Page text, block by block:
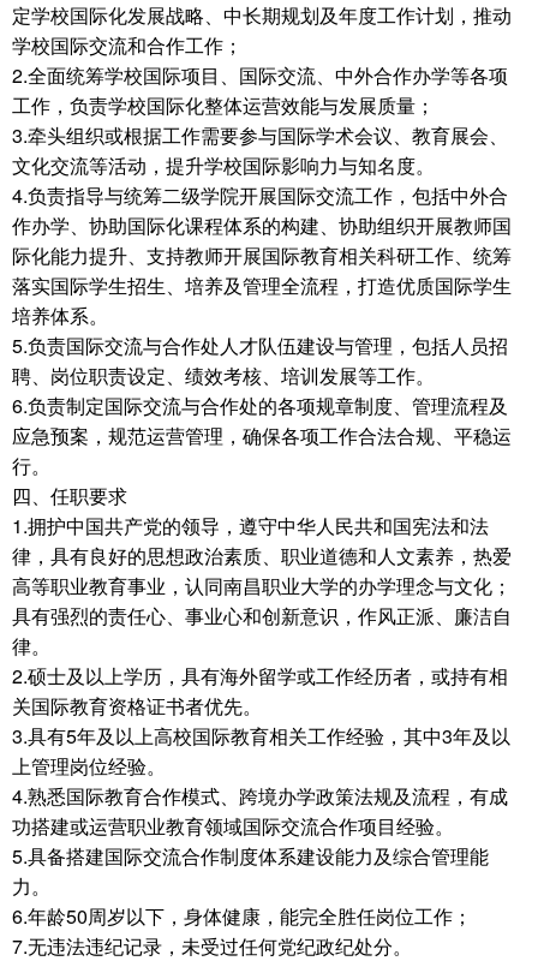
定学校国际化发展战略、中长期规划及年度工作计划，推动
学校国际交流和合作工作；
2.全面统筹学校国际项目、国际交流、中外合作办学等各项
工作，负责学校国际化整体运营效能与发展质量；
3.牵头组织或根据工作需要参与国际学术会议、教育展会、
文化交流等活动，提升学校国际影响力与知名度。
4.负责指导与统筹二级学院开展国际交流工作，包括中外合
作办学、协助国际化课程体系的构建、协助组织开展教师国
际化能力提升、支持教师开展国际教育相关科研工作、统筹
落实国际学生招生、培养及管理全流程，打造优质国际学生
培养体系。
5.负责国际交流与合作处人才队伍建设与管理，包括人员招
聘、岗位职责设定、绩效考核、培训发展等工作。
6.负责制定国际交流与合作处的各项规章制度、管理流程及
应急预案，规范运营管理，确保各项工作合法合规、平稳运
行。
四、任职要求
1.拥护中国共产党的领导，遵守中华人民共和国宪法和法
律，具有良好的思想政治素质、职业道德和人文素养，热爱
高等职业教育事业，认同南昌职业大学的办学理念与文化；
具有强烈的责任心、事业心和创新意识，作风正派、廉洁自
律。
2.硕士及以上学历，具有海外留学或工作经历者，或持有相
关国际教育资格证书者优先。
3.具有5年及以上高校国际教育相关工作经验，其中3年及以
上管理岗位经验。
4.熟悉国际教育合作模式、跨境办学政策法规及流程，有成
功搭建或运营职业教育领域国际交流合作项目经验。
5.具备搭建国际交流合作制度体系建设能力及综合管理能
力。
6.年龄50周岁以下，身体健康，能完全胜任岗位工作；
7.无违法违纪记录，未受过任何党纪政纪处分。